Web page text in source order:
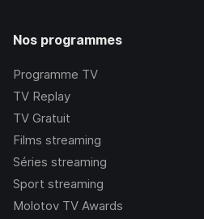
Nos programmes
Programme TV
TV Replay
TV Gratuit
Films streaming
Séries streaming
Sport streaming
Molotov TV Awards